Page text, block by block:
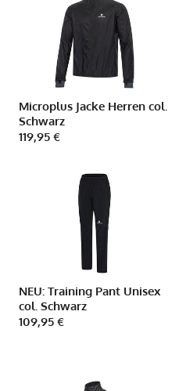
:
Microplus Jacke Herren col.
Schwarz
119,95 €
NEU: Training Pant Unisex
col. Schwarz
109,95 €